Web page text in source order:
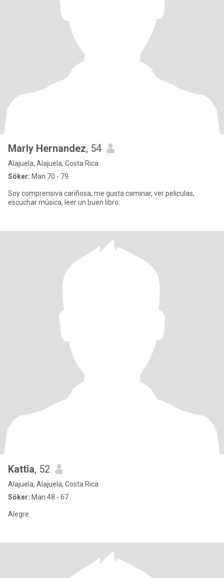
Marly Hernandez, 54
Alajuela, Alajuela, Costa Rica
Söker: Man 70 - 79
Soy comprensiva cariñosa, me gusta caminar, ver peliculas,
escuchar música, leer un buen libro.
Kattia, 52
Alajuela, Alajuela, Costa Rica
Söker: Man 48 - 67
Alegre